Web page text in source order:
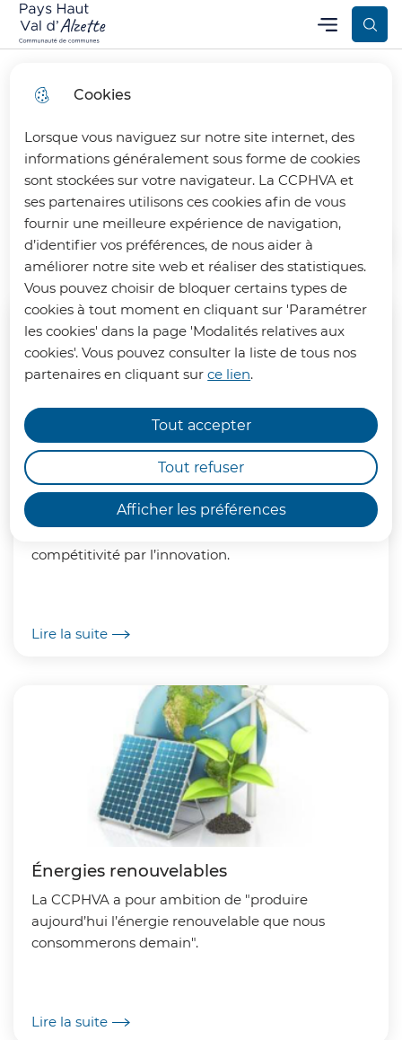
Cookies
Lorsque vous naviguez sur notre site internet, des
informations généralement sous forme de cookies
sont stockées sur votre navigateur. La CCPHVA et
ses partenaires utilisons ces cookies afin de vous
fournir une meilleure expérience de navigation,
d’identifier vos préférences, de nous aider à
améliorer notre site web et réaliser des statistiques.
Vous pouvez choisir de bloquer certains types de
cookies à tout moment en cliquant sur 'Paramétrer
les cookies' dans la page 'Modalités relatives aux
cookies'. Vous pouvez consulter la liste de tous nos
partenaires en cliquant surce lien.
Afficher les préférences
Tout accepter
Tout refuser
Aller
au
menu
principal
Consulter
le plan
du site
Communauté de Communes Pays Haut Val d’Alzette
Menu principal
Menu
Grands projets
Accueil
Stratégie climat air énergie
Renforcer l’attractivité territoriale en améliorant la
qualité de vie (environnementale et sociale) et la
compétitivité par l’innovation.
Lire la suite
Énergies renouvelables
La CCPHVA a pour ambition de "produire
aujourd’hui l’énergie renouvelable que nous
consommerons demain".
Lire la suite